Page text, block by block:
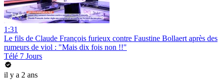
1:31
Le fils de Claude François furieux contre Faustine Bollaert après des
rumeurs de viol : "Mais dix fois non !!"
Télé 7 Jours
il y a 2 ans